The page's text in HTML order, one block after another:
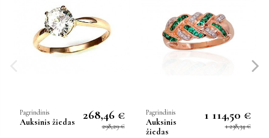
Pagrindinis
Auksinis žiedas
268,46 €
298,29 €
Pagrindinis
Auksinis
žiedas
1 114,50 €
1 238,34 €